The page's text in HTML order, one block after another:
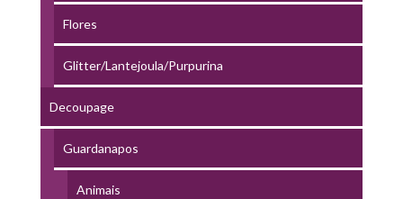
Flores
Glitter/Lantejoula/Purpurina
Decoupage
Guardanapos
Animais